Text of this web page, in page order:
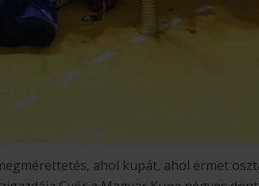
ahol kupát, ahol érmet